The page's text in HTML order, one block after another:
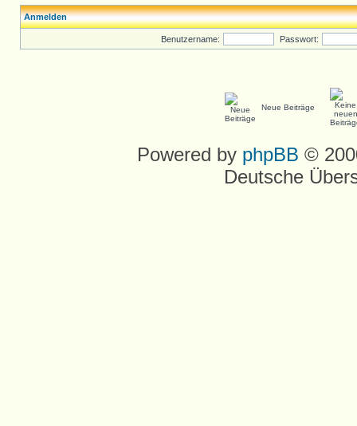
Anmelden
Benutzername: Passwort:
Neue Beiträge
Powered by phpBB ©
Deutsche